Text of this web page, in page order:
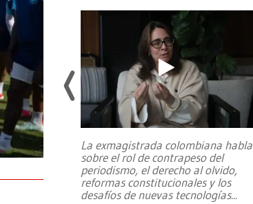
de
una
La exmagistrada colombiana habla
sobre el rol de contrapeso del
periodismo, el derecho al olvido,
reformas constitucionales y los
desafíos de nuevas tecnologías...